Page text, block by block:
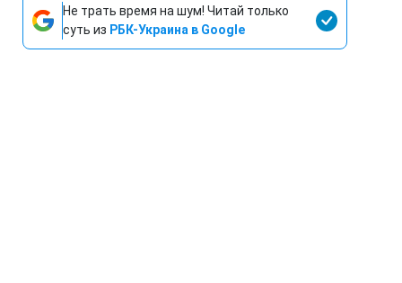
Не трать время на шум! Читай только
суть из РБК-Украина в Google